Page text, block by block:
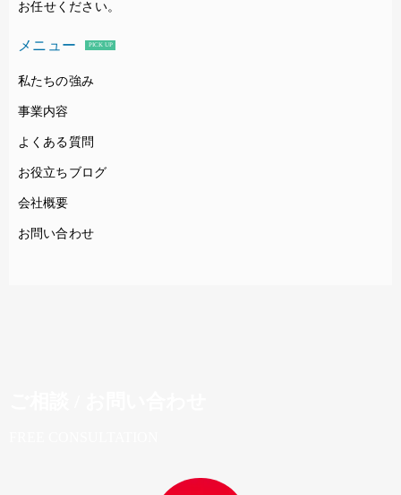
お任せください。
メニュー PICK UP
私たちの強み
事業内容
よくある質問
お役立ちブログ
会社概要
お問い合わせ